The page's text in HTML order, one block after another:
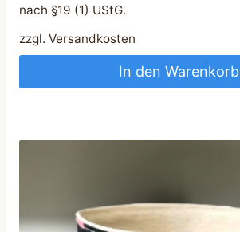
nach §19 (1) UStG.
zzgl. Versandkosten
In den Warenkorb